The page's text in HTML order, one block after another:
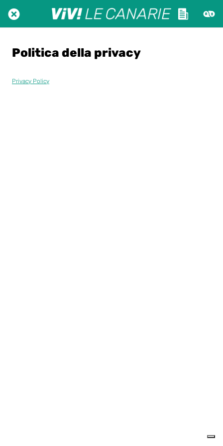
Politica della privacy
Privacy Policy